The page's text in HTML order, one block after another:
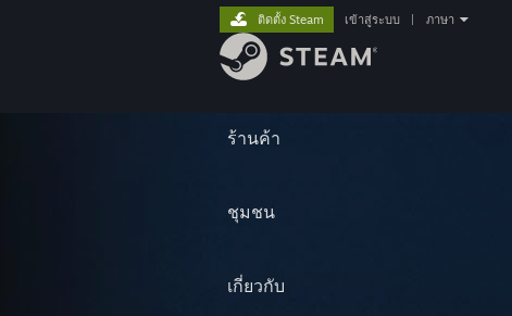
ร้านค้า
ชุมชน
เกี่ยวกับ
ติดตั้ง Steam เข้าสู่ระบบ ภาษา